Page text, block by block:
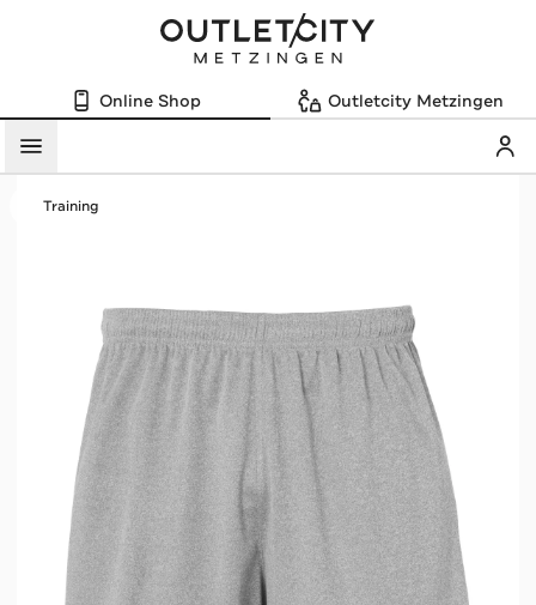
Online Shop Outletcity Metzingen
Menü
Training